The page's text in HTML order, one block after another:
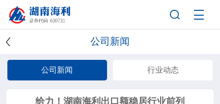
公司新闻
公司新闻 行业动态
给力！湖南海利出口额稳居行业前列